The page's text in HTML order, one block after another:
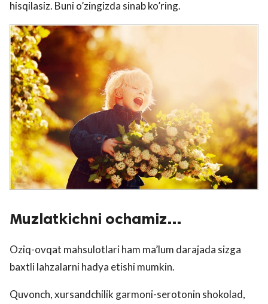
hisqilasiz. Buni o’zingizda sinab ko’ring.
Muzlatkichni ochamiz…
Oziq-ovqat mahsulotlari ham ma’lum darajada sizga
baxtli lahzalarni hadya etishi mumkin.
Quvonch, xursandchilik garmoni-serotonin shokolad,